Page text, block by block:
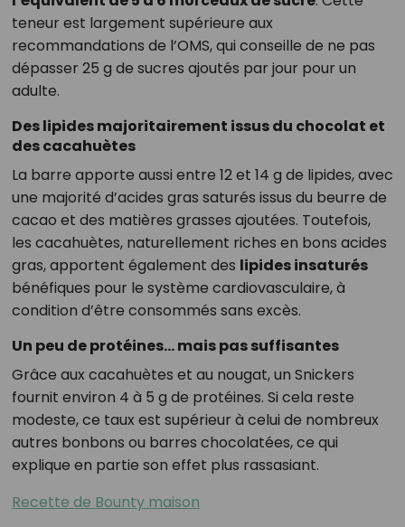
teneur est largement supérieure aux
recommandations de l’OMS, qui conseille de ne pas
dépasser 25 g de sucres ajoutés par jour pour un
adulte.
Des lipides majoritairement issus du chocolat et
des cacahuètes
La barre apporte aussi entre 12 et 14 g de lipides, avec
une majorité d’acides gras saturés issus du beurre de
cacao et des matières grasses ajoutées. Toutefois,
les cacahuètes, naturellement riches en bons acides
gras, apportent également des lipides insaturés
bénéfiques pour le système cardiovasculaire, à
condition d’être consommés sans excès.
Un peu de protéines… mais pas suffisantes
Grâce aux cacahuètes et au nougat, un Snickers
fournit environ 4 à 5 g de protéines. Si cela reste
modeste, ce taux est supérieur à celui de nombreux
autres bonbons ou barres chocolatées, ce qui
explique en partie son effet plus rassasiant.
Recette de Bounty maison